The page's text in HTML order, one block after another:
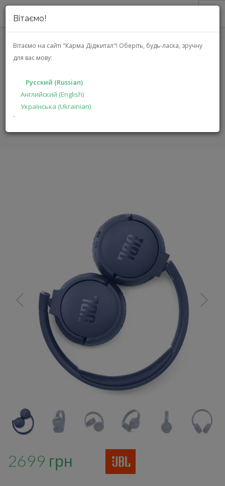
Вітаємо!
Вітаємо на сайті "Карма Діджитал"! Оберіть, будь-ласка, зручну
для вас мову:
Русский (Russian)
Английский (English)
Українська (Ukrainian)
`
О НАС
АКЦИИ
РЕШЕНИЯ
ПРОИЗВОДИТЕЛЯМ
(JBLT660NCBLU)
ГЛАВНАЯ КАТАЛОГ
2699 грн